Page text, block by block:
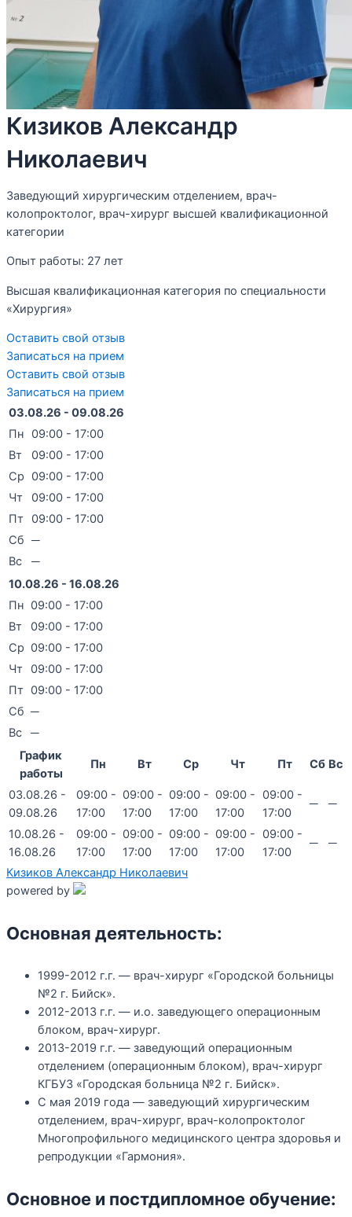
Кизиков Александр
Николаевич
Заведующий хирургическим отделением, врач-
колопроктолог, врач-хирург высшей квалификационной
категории
Опыт работы: 27 лет
Высшая квалификационная категория по специальности
«Хирургия»
Оставить свой отзыв
Записаться на прием
Оставить свой отзыв
Записаться на прием
03.08.26 - 09.08.26
Пн
09:00 - 17:00
Вт
09:00 - 17:00
Ср
09:00 - 17:00
Чт
09:00 - 17:00
Пт
09:00 - 17:00
Сб ─
Вс
─
10.08.26 - 16.08.26
Пн 09:00 - 17:00
Вт
09:00 - 17:00
Ср 09:00 - 17:00
Чт
09:00 - 17:00
Пт
09:00 - 17:00
Сб ─
Вс
─
График
работы
Пн Вт Ср Чт Пт Сб Вс
03.08.26 -
09.08.26
09:00 -
17:00
09:00 -
17:00
09:00 -
17:00
09:00 -
17:00
09:00 -
17:00
─ ─
10.08.26 -
16.08.26
09:00 -
17:00
09:00 -
17:00
09:00 -
17:00
09:00 -
17:00
09:00 -
17:00
─ ─
Кизиков Александр Николаевич
powered by
Основная деятельность:
1999-2012 г.г. — врач-хирург «Городской больницы
№2 г. Бийск».
2012-2013 г.г. — и.о. заведующего операционным
блоком, врач-хирург.
2013-2019 г.г. — заведующий операционным
отделением (операционным блоком), врач-хирург
КГБУЗ «Городская больница №2 г. Бийск».
С мая 2019 года — заведующий хирургическим
отделением, врач-хирург, врач-колопроктолог
Многопрофильного медицинского центра здоровья и
репродукции «Гармония».
Основное и постдипломное обучение: